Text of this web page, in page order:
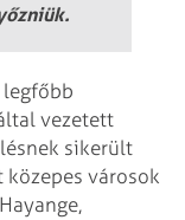
legfőbb
vezetett
sikerült
közepes városok